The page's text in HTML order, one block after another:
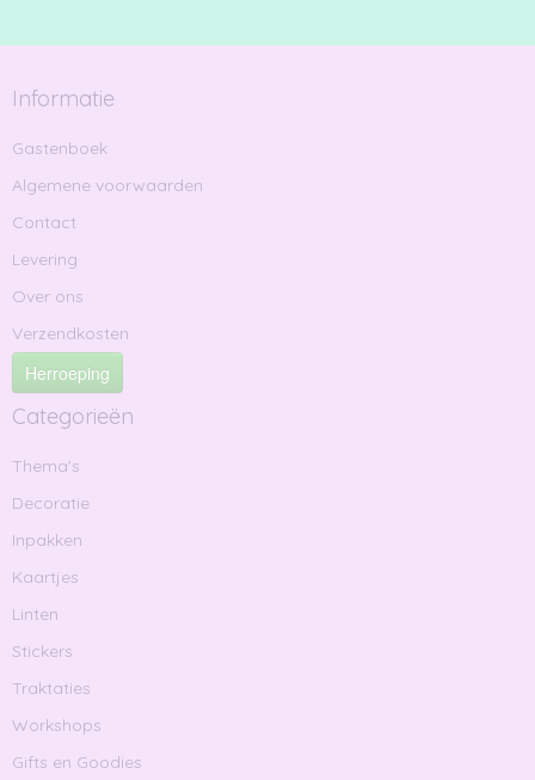
Informatie
Gastenboek
Algemene voorwaarden
Contact
Levering
Over ons
Verzendkosten
Herroeping
Categorieën
Thema's
Decoratie
Inpakken
Kaartjes
Linten
Stickers
Traktaties
Workshops
Gifts en Goodies